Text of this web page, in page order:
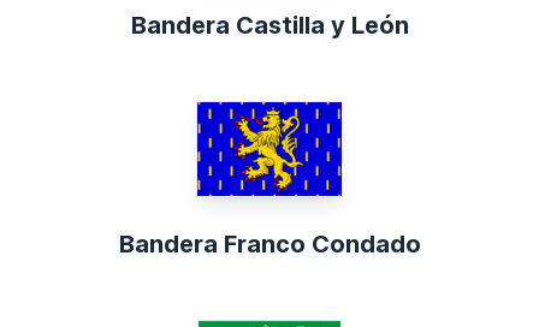
Bandera Castilla y León
Bandera Franco Condado